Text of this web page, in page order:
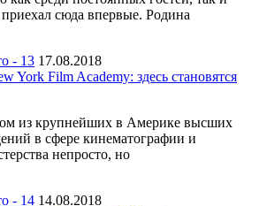
приехал сюда впервые. Родина
17.08.2018
York Film Academy: здесь становятся
из крупнейших в Америке высших
в сфере кинематографии и
непросто, но
14.08.2018